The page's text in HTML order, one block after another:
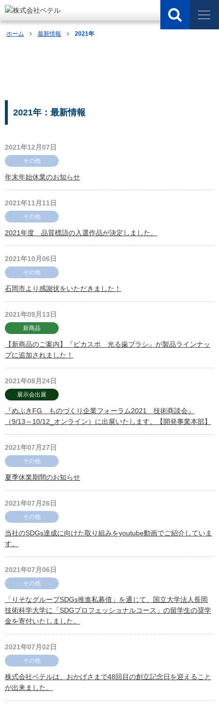
ホーム 最新情報 2021年
2021年：最新情報
2021年12月07日
その他
年末年始休業のお知らせ
2021年11月11日
その他
2021年度 品質標語の入選作品が決定しました。
2021年10月06日
その他
石岡市より感謝状をいただきました！
2021年09月13日
新商品
【新商品のご案内】『ピカスポ 光る歯ブラシ』が製品ラインナッ
プに追加されました！
2021年08月24日
展示会出展
『めぶきFG ものづくり企業フォーラム2021 技術商談会』
（9/13～10/12_オンライン）に出展いたします。【開発事業本部】
2021年07月27日
その他
夏季休業期間のお知らせ
2021年07月26日
その他
当社のSDGs達成に向けた取り組みをyoutube動画でご紹介していま
す。
2021年07月06日
その他
「りそなグループSDGs推進私募債」を通じて、国立大学法人長岡
技術科学大学に「SDGプロフェッショナルコース」の留学生の奨学
金を寄付いたしました。
2021年07月02日
その他
株式会社ベテルは、おかげさまで48回目の創立記念日を迎えること
が出来ました。